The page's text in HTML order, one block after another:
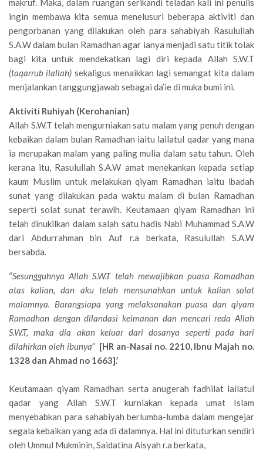
makruf. Maka, dalam ruangan serikandi teladan kali ini penulis
ingin membawa kita semua menelusuri beberapa aktiviti dan
pengorbanan yang dilakukan oleh para sahabiyah Rasulullah
S.A.W dalam bulan Ramadhan agar ianya menjadi satu titik tolak
bagi kita untuk mendekatkan lagi diri kepada Allah S.W.T
(taqarrub ilallah) sekaligus menaikkan lagi semangat kita dalam
menjalankan tanggungjawab sebagai da’ie di muka bumi ini.
Aktiviti Ruhiyah (Kerohanian)
Allah S.W.T telah mengurniakan satu malam yang penuh dengan
kebaikan dalam bulan Ramadhan iaitu lailatul qadar yang mana
ia merupakan malam yang paling mulia dalam satu tahun. Oleh
kerana itu, Rasulullah S.A.W amat menekankan kepada setiap
kaum Muslim untuk melakukan qiyam Ramadhan iaitu ibadah
sunat yang dilakukan pada waktu malam di bulan Ramadhan
seperti solat sunat terawih. Keutamaan qiyam Ramadhan ini
telah dinukilkan dalam salah satu hadis Nabi Muhammad S.A.W
dari Abdurrahman bin Auf r.a berkata, Rasulullah S.A.W
bersabda.
“Sesungguhnya Allah S.W.T telah mewajibkan puasa Ramadhan
atas kalian, dan aku telah mensunahkan untuk kalian solat
malamnya. Barangsiapa yang melaksanakan puasa dan qiyam
Ramadhan dengan dilandasi keimanan dan mencari reda Allah
S.W.T, maka dia akan keluar dari dosanya seperti pada hari
dilahirkan oleh ibunya” [HR an-Nasai no. 2210, Ibnu Majah no.
1328 dan Ahmad no 1663].’
Keutamaan qiyam Ramadhan serta anugerah fadhilat lailatul
qadar yang Allah S.W.T kurniakan kepada umat Islam
menyebabkan para sahabiyah berlumba-lumba dalam mengejar
segala kebaikan yang ada di dalamnya. Hal ini dituturkan sendiri
oleh Ummul Mukminin, Saidatina Aisyah r.a berkata,